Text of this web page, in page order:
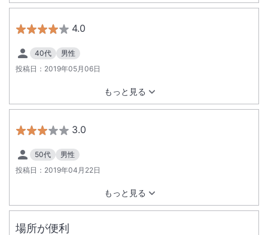
4.0
40代
男性
投稿日： 2019年05月06日
もっと見る
3.0
50代
男性
投稿日： 2019年04月22日
もっと見る
場所が便利